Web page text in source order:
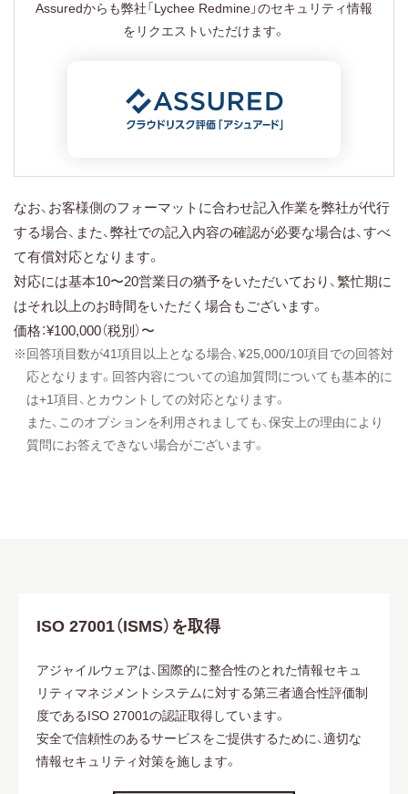
Assuredからも弊社「Lychee Redmine」のセキュリティ情報
をリクエストいただけます。
なお、お客様側のフォーマットに合わせ記入作業を弊社が代行
する場合、また、弊社での記入内容の確認が必要な場合は、すべ
て有償対応となります。
対応には基本10〜20営業日の猶予をいただいており、繁忙期に
はそれ以上のお時間をいただく場合もございます。
価格：¥100,000（税別）〜
※回答項目数が41項目以上となる場合、¥25,000/10項目での回答対
応となります。回答内容についての追加質問についても基本的に
は+1項目、とカウントしての対応となります。
また、このオプションを利用されましても、保安上の理由により
質問にお答えできない場合がございます。
ISO 27001（ISMS）を取得
アジャイルウェアは、国際的に整合性のとれた情報セキュ
リティマネジメントシステムに対する第三者適合性評価制
度であるISO 27001の認証取得しています。
安全で信頼性のあるサービスをご提供するために、適切な
情報セキュリティ対策を施します。